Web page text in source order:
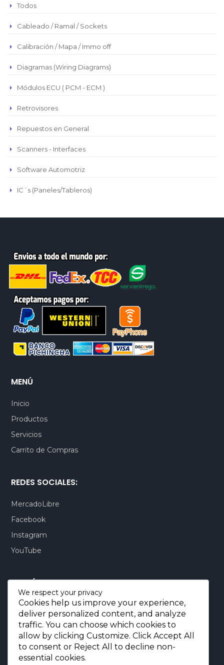
Euro
Real Brasilero
Todos
Cableado / Ramal / Sockets
Calibración / Mapa / Immo off
Diagramas (Wiring Diagrams)
Módulos ECU ( PCM - ECM )
Retrovisores
Repuestos en General
Scanners - Interfaces
Software Automotriz
IC´s (Paneles/Tableros)
MENÚ
Inicio
Productos
Servicios
Carrito de Compras
REDES SOCIALES:
MercadoLibre
Facebook
Instagram
YouTube
CONTÁCTENOS:
Quito-Ecuador:+593 99 803 7777
Llamadas: +593 99 803 7777
Miami-USA: +1 (872) 295 6069
E-mail.:info@borjaimportaciones.com
We respect your privacy
Cookies help us improve your experience,
deliver personalized content, and analyze
traffic. You can choose which cookies to
allow by clicking Customize. Click Accept All
to consent or Reject All
to decline non-
essential cookies.